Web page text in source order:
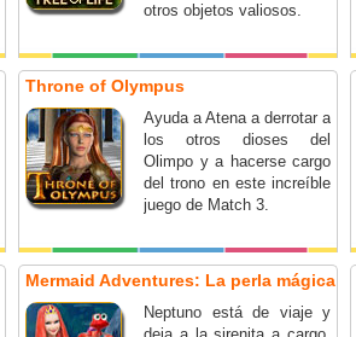
otros objetos valiosos.
Throne of Olympus
Ayuda a Atena a derrotar a
los otros dioses del
Olimpo y a hacerse cargo
del trono en este increíble
juego de Match 3.
Mermaid Adventures: La perla mágica
Neptuno está de viaje y